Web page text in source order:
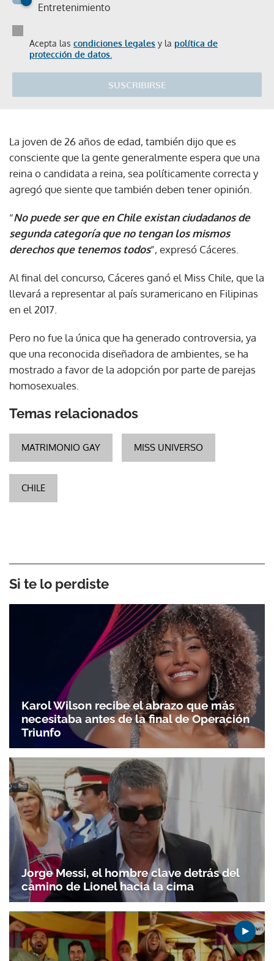
Entretenimiento
Acepta las condiciones legales y la política de
protección de datos.
SUSCRIBIRSE
La joven de 26 años de edad, también dijo que es
consciente que la gente generalmente espera que una
reina o candidata a reina, sea políticamente correcta y
agregó que siente que también deben tener opinión.
“No puede ser que en Chile existan ciudadanos de
segunda categoría que no tengan los mismos
derechos que tenemos todos”, expresó Cáceres.
Al final del concurso, Cáceres ganó el Miss Chile, que la
llevará a representar al país suramericano en Filipinas
en el 2017.
Pero no fue la única que ha generado controversia, ya
que una reconocida diseñadora de ambientes, se ha
mostrado a favor de la adopción por parte de parejas
homosexuales.
Temas relacionados
MATRIMONIO GAY MISS UNIVERSO
CHILE
Si te lo perdiste
Karol Wilson recibe el abrazo que más
necesitaba antes de la final de Operación
Triunfo
Jorge Messi, el hombre clave detrás del
camino de Lionel hacia la cima